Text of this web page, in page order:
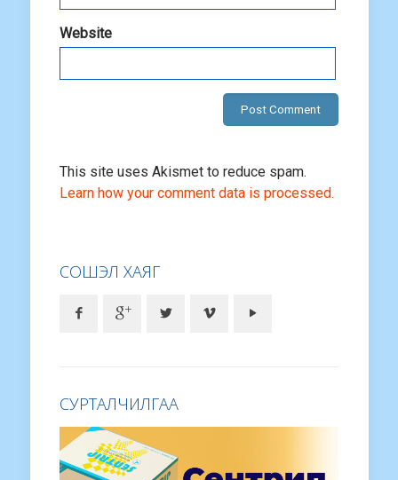
Website
This site uses Akismet to reduce spam.
Learn how your comment data is processed.
СОШЭЛ ХАЯГ
СУРТАЛЧИЛГАА